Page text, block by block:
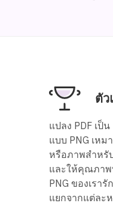
ตัว
แปลง PDF เป็
แบบ PNG เห
หรือภาพสำหรั
และให้คุณภาพ
PNG ของเร
แยกจากแต่ละ